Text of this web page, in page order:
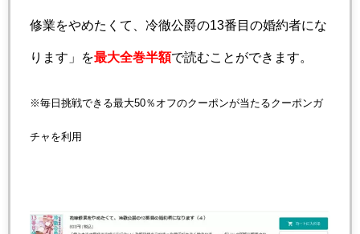
修業をやめたくて、冷徹公爵の13番目の婚約者にな
ります」を最大全巻半額で読むことができます。
※毎日挑戦できる最大50％オフのクーポンが当たるクーポンガ
チャを利用